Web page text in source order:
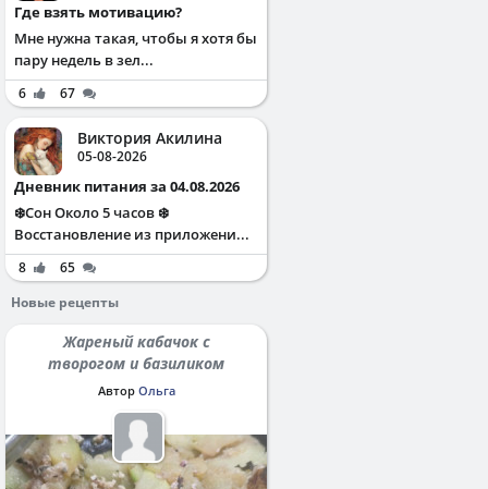
Где взять мотивацию?
Мне нужна такая, чтобы я хотя бы
пару недель в зел...
6 67
Виктория Акилина
05-08-2026
Дневник питания за 04.08.2026
❄️Сон Около 5 часов ❄️
Восстановление из приложени...
8
65
Новые рецепты
Жареный кабачок с
творогом и базиликом
Автор Ольга